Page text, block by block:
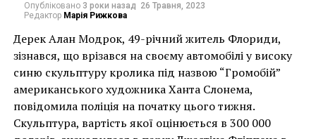
«Мы предположили,
что на этом скрытом
портрете – модель,
которую
художник рисовал уже
Чоловік позує під макетом чайки, яка ось-ось
накинеться на упаковку чіпсів – сюжет графіті, що
має ознаки вуличного художника Бенксі, на стіні в
Лоустофті на східному узбережжі Англії 8 серпня 2021
року. (Фото Джастіна Талліса / AFP)
Опубліковано 3 роки назад 26 Травня, 2023
Редактор Марія Рижкова
Дерек Алан Модрок, 49-річний житель Флориди,
зізнався, що врізався на своєму автомобілі у високу
синю скульптуру кролика під назвою “Громобій”
американського художника Ханта Слонема,
повідомила поліція на початку цього тижня.
Скульптура, вартість якої оцінюється в 300 000